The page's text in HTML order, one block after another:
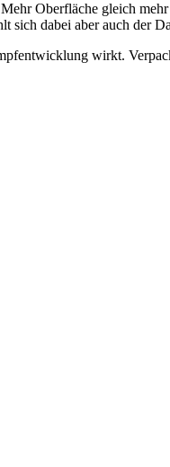
Oberfläche gleich
sich dabei aber auch der
wirkt.